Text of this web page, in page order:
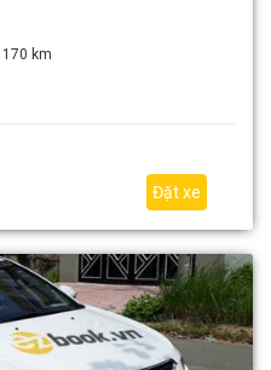
170 km
Đặt xe